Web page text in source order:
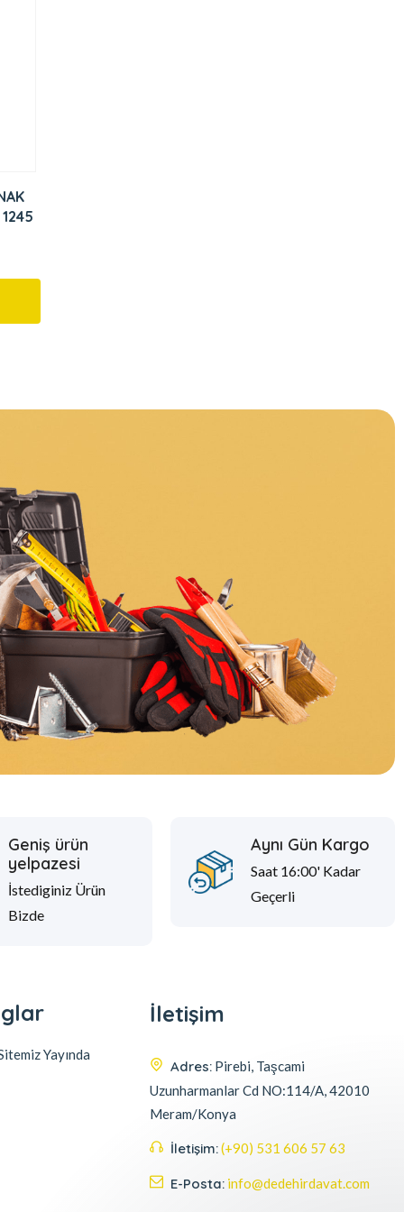
Geniş ürün
yelpazesi
İstediginiz Ürün
Bizde
Aynı Gün Kargo
Saat 16:00' Kadar
Geçerli
Yayında
İletişim
Adres: Pirebi, Taşcami
Uzunharmanlar Cd NO:114/A, 42010
Meram/Konya
İletişim:(+90) 531 606 57 63
E-Posta: info@dedehirdavat.com